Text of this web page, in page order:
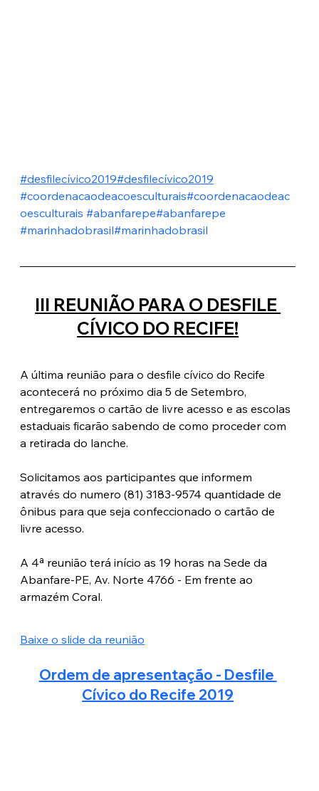
#desfilecívico2019#desfilecívico2019
#coordenacaodeacoesculturais#coordenacaodeac
oesculturais #abanfarepe#abanfarepe
#marinhadobrasil#marinhadobrasil
III REUNIÃO PARA O DESFILE
CÍVICO DO RECIFE!
A última reunião para o desfile cívico do Recife
acontecerá no próximo dia 5 de Setembro,
entregaremos o cartão de livre acesso e as escolas
estaduais ficarão sabendo de como proceder com
a retirada do lanche.
Solicitamos aos participantes que informem
através do numero (81) 3183-9574 quantidade de
ônibus para que seja confeccionado o cartão de
livre acesso.
A 4ª reunião terá início as 19 horas na Sede da
Abanfare-PE, Av. Norte 4766 - Em frente ao
armazém Coral.
Baixe o slide da reunião
Ordem de apresentação - Desfile
Cívico do Recife 2019